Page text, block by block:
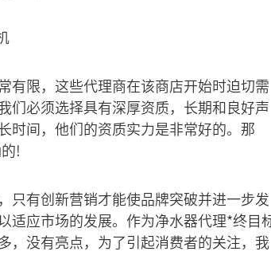
有限，这些代理商在该商店开始时迫切需
们必须选择具有深厚资质，长期和良好声
时间，他们的资质实力是非常好的。那
!
只有创新营销才能使品牌突破并进一步发
适应市场的发展。作为净水器代理*终目
，没有亮点，为了引起消费者的关注，我